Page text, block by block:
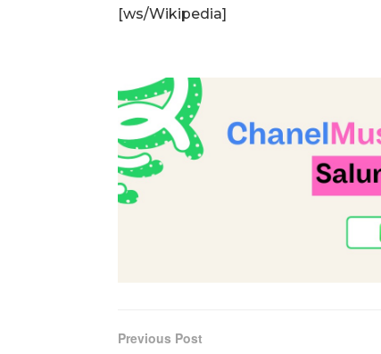
[ws/Wikipedia]
Previous Post